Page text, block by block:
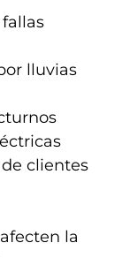
lluvias
clientes
la